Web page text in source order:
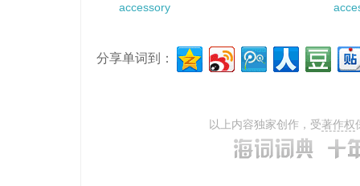
accessory
分享单词到：
以上内容独家创作，受著作权